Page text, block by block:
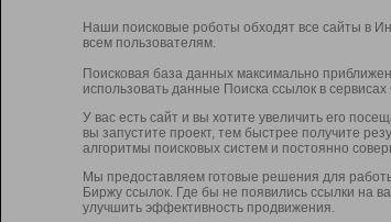
Наши поисковые роботы обходят все сайты в
всем пользователям.
Поисковая база данных максимально
использовать данные Поиска ссылок в
У вас есть сайт и вы хотите увеличить его
вы запустите проект, тем быстрее получите
алгоритмы поисковых систем и постоянно
Мы предоставляем готовые решения для
Биржу ссылок. Где бы не появились ссылки на
улучшить эффективность продвижения.